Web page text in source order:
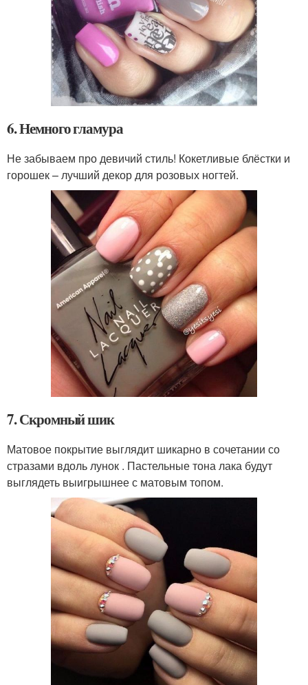
6. Немного гламура
Не забываем про девичий стиль! Кокетливые блёстки и
горошек – лучший декор для розовых ногтей.
7. Скромный шик
Матовое покрытие выглядит шикарно в сочетании со
стразами вдоль лунок . Пастельные тона лака будут
выглядеть выигрышнее с матовым топом.